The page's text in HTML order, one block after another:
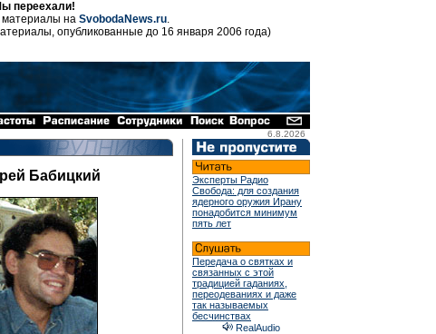
переехали!
на SvobodaNews.ru.
опубликованные до 16 января 2006 года)
6.8.2026
Бабицкий
Эксперты Радио
Свобода: для создания
ядерного оружия Ирану
понадобится минимум
пять лет
Передача о святках и
связанных с этой
традицией гаданиях,
переодеваниях и даже
так называемых
бесчинствах
RealAudio